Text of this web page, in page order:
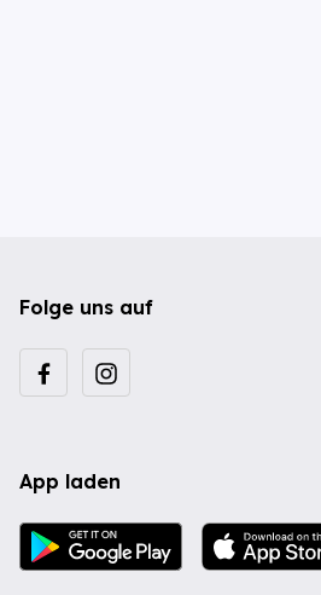
Folge uns auf
App laden